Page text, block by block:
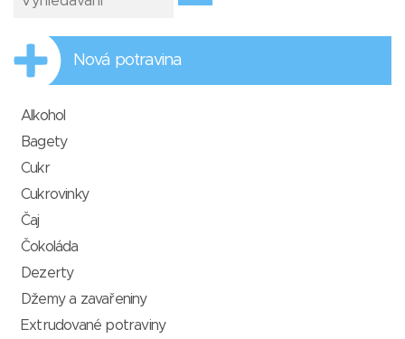
Nová potravina
Alkohol
Bagety
Cukr
Cukrovinky
Čaj
Čokoláda
Dezerty
Džemy a zavařeniny
Extrudované potraviny